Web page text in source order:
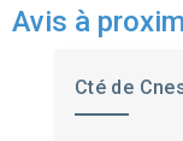
Avis à
Cté de